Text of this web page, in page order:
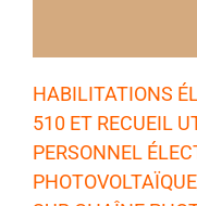
HABILITATIONS
510 ET RECUEIL
PERSONNEL